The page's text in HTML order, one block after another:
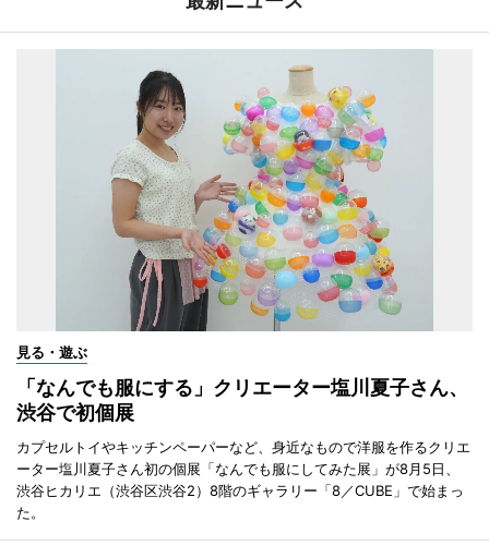
見る・遊ぶ
「なんでも服にする」クリエーター塩川夏子さん、
渋谷で初個展
カプセルトイやキッチンペーパーなど、身近なもので洋服を作るクリエ
ーター塩川夏子さん初の個展「なんでも服にしてみた展」が8月5日、
渋谷ヒカリエ（渋谷区渋谷2）8階のギャラリー「8／CUBE」で始まっ
た。